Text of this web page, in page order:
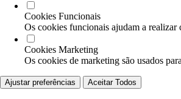
Cookies Funcionais
Os cookies funcionais ajudam a realizar
Cookies Marketing
Os cookies de marketing são usados
Ajustar preferências Aceitar Todos